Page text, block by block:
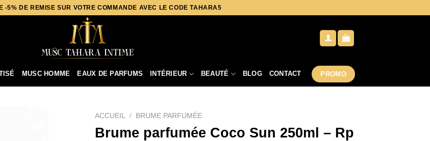
-5% DE REMISE SUR VOTRE COMMANDE AVEC LE CODE TAHARA5
MUSC HOMME EAUX DE PARFUMS INTÉRIEUR BEAUTÉ BLOG CONTACT PROMO
ACCUEIL / BRUME PARFUMÉE
Brume parfumée Coco Sun 250ml – Rp